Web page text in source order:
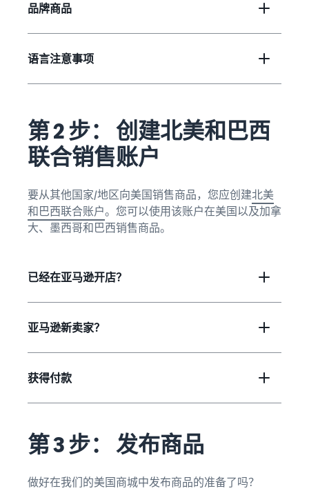
品牌商品
语言注意事项
第 2 步： 创建北美和巴西
联合销售账户
要从其他国家/地区向美国销售商品，您应创建北美
和巴西联合账户。您可以使用该账户在美国以及加拿
大、墨西哥和巴西销售商品。
已经在亚马逊开店？
亚马逊新卖家？
获得付款
第 3 步： 发布商品
做好在我们的美国商城中发布商品的准备了吗？